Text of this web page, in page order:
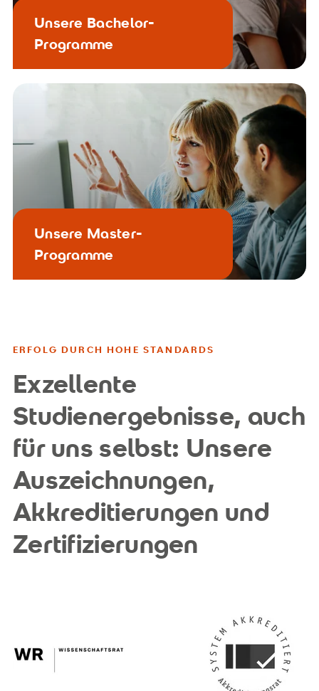
Unsere Bachelor-
Programme
Unsere Master-
Programme
ERFOLG DURCH HOHE STANDARDS
Exzellente
Studienergebnisse, auch
für uns selbst: Unsere
Auszeichnungen,
Akkreditierungen und
Zertifizierungen